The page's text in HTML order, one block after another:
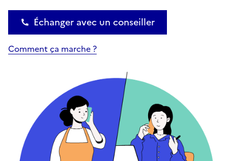
Échanger avec un conseiller
Comment ça marche ?